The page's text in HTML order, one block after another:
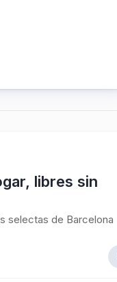
libres sin
selectas de Barcelona